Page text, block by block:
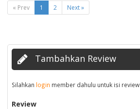
« Prev 1 2 Next »
Tambahkan Review
Silahkan login member dahulu untuk isi review
Review